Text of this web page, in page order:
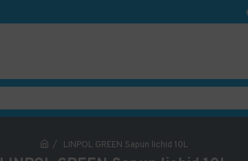
LINPOL GREEN Sapun lichid 10L